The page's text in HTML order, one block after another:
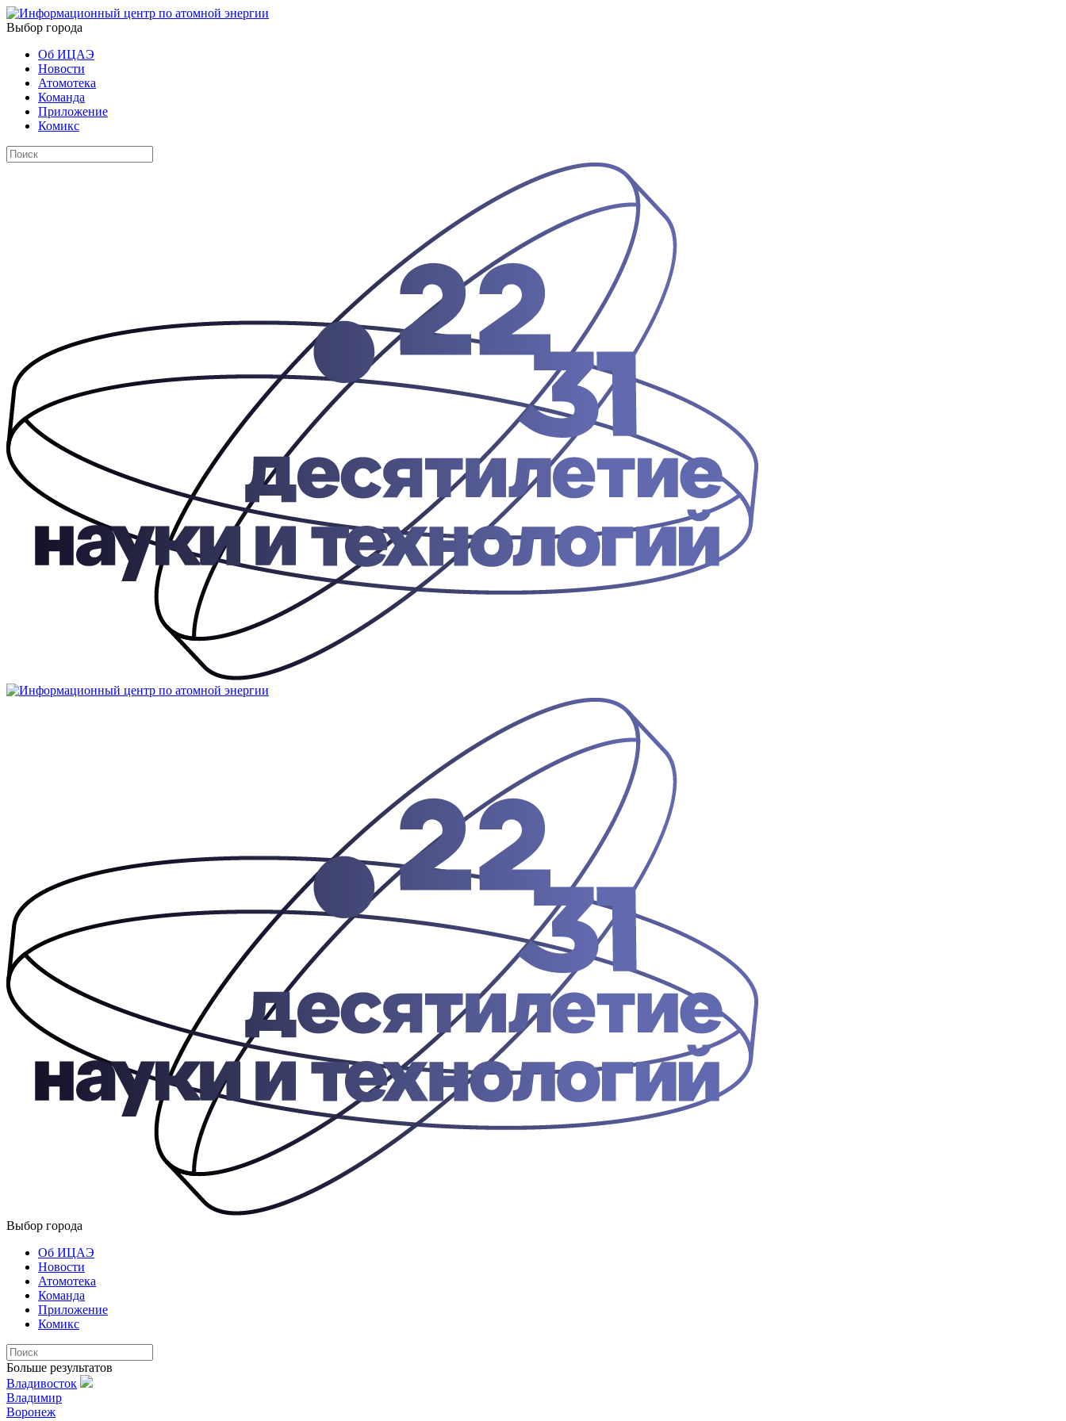
Выбор города
Об ИЦАЭ
Новости
Атомотека
Команда
Приложение
Комикс
Выбор города
Об ИЦАЭ
Новости
Атомотека
Команда
Приложение
Комикс
Больше результатов
Владивосток
Владимир
Воронеж